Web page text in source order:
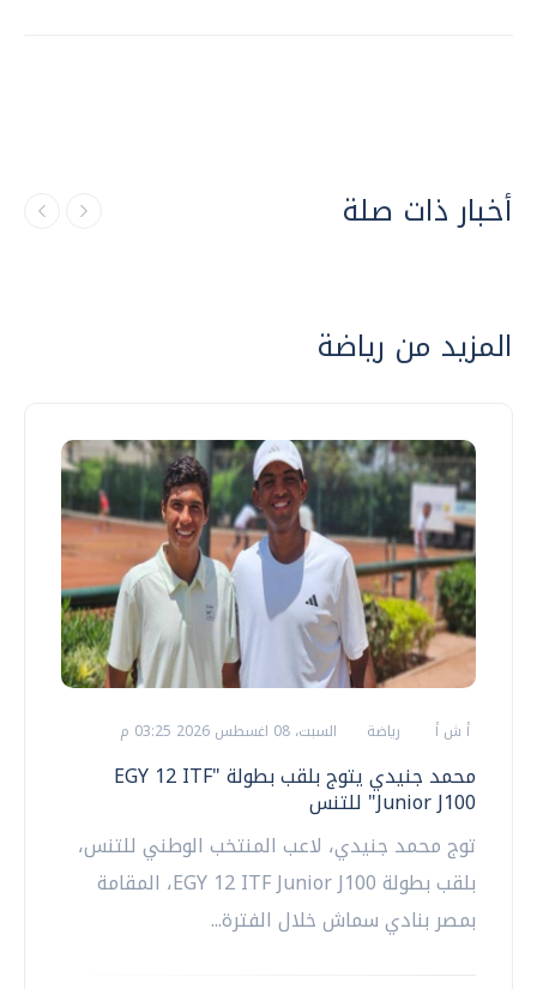
أخبار ذات صلة
المزيد من رياضة
أ ش أ رياضة السبت، 08 اغسطس 2026 03:25 م
محمد جنيدي يتوج بلقب بطولة "EGY 12 ITF
Junior J100" للتنس
توج محمد جنيدي، لاعب المنتخب الوطني للتنس،
بلقب بطولة EGY 12 ITF Junior J100، المقامة
بمصر بنادي سماش خلال الفترة...